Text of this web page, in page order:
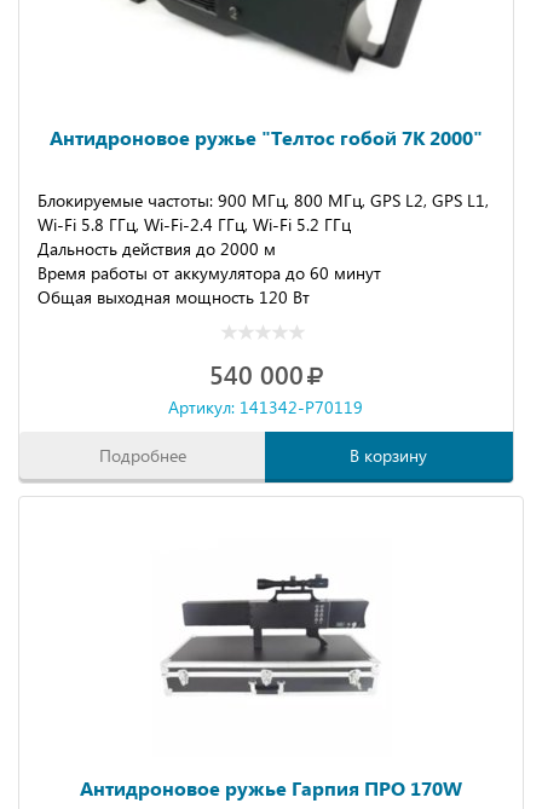
Антидроновое ружье "Телтос гобой 7К 2000"
Блокируемые частоты: 900 МГц, 800 МГц, GPS L2, GPS L1,
Wi-Fi 5.8 ГГц, Wi-Fi-2.4 ГГц, Wi-Fi 5.2 ГГц
Дальность действия до 2000 м
Время работы от аккумулятора до 60 минут
Общая выходная мощность 120 Вт
540 000
Артикул: 141342-P70119
Подробнее В корзину
Антидроновое ружье Гарпия ПРО 170W